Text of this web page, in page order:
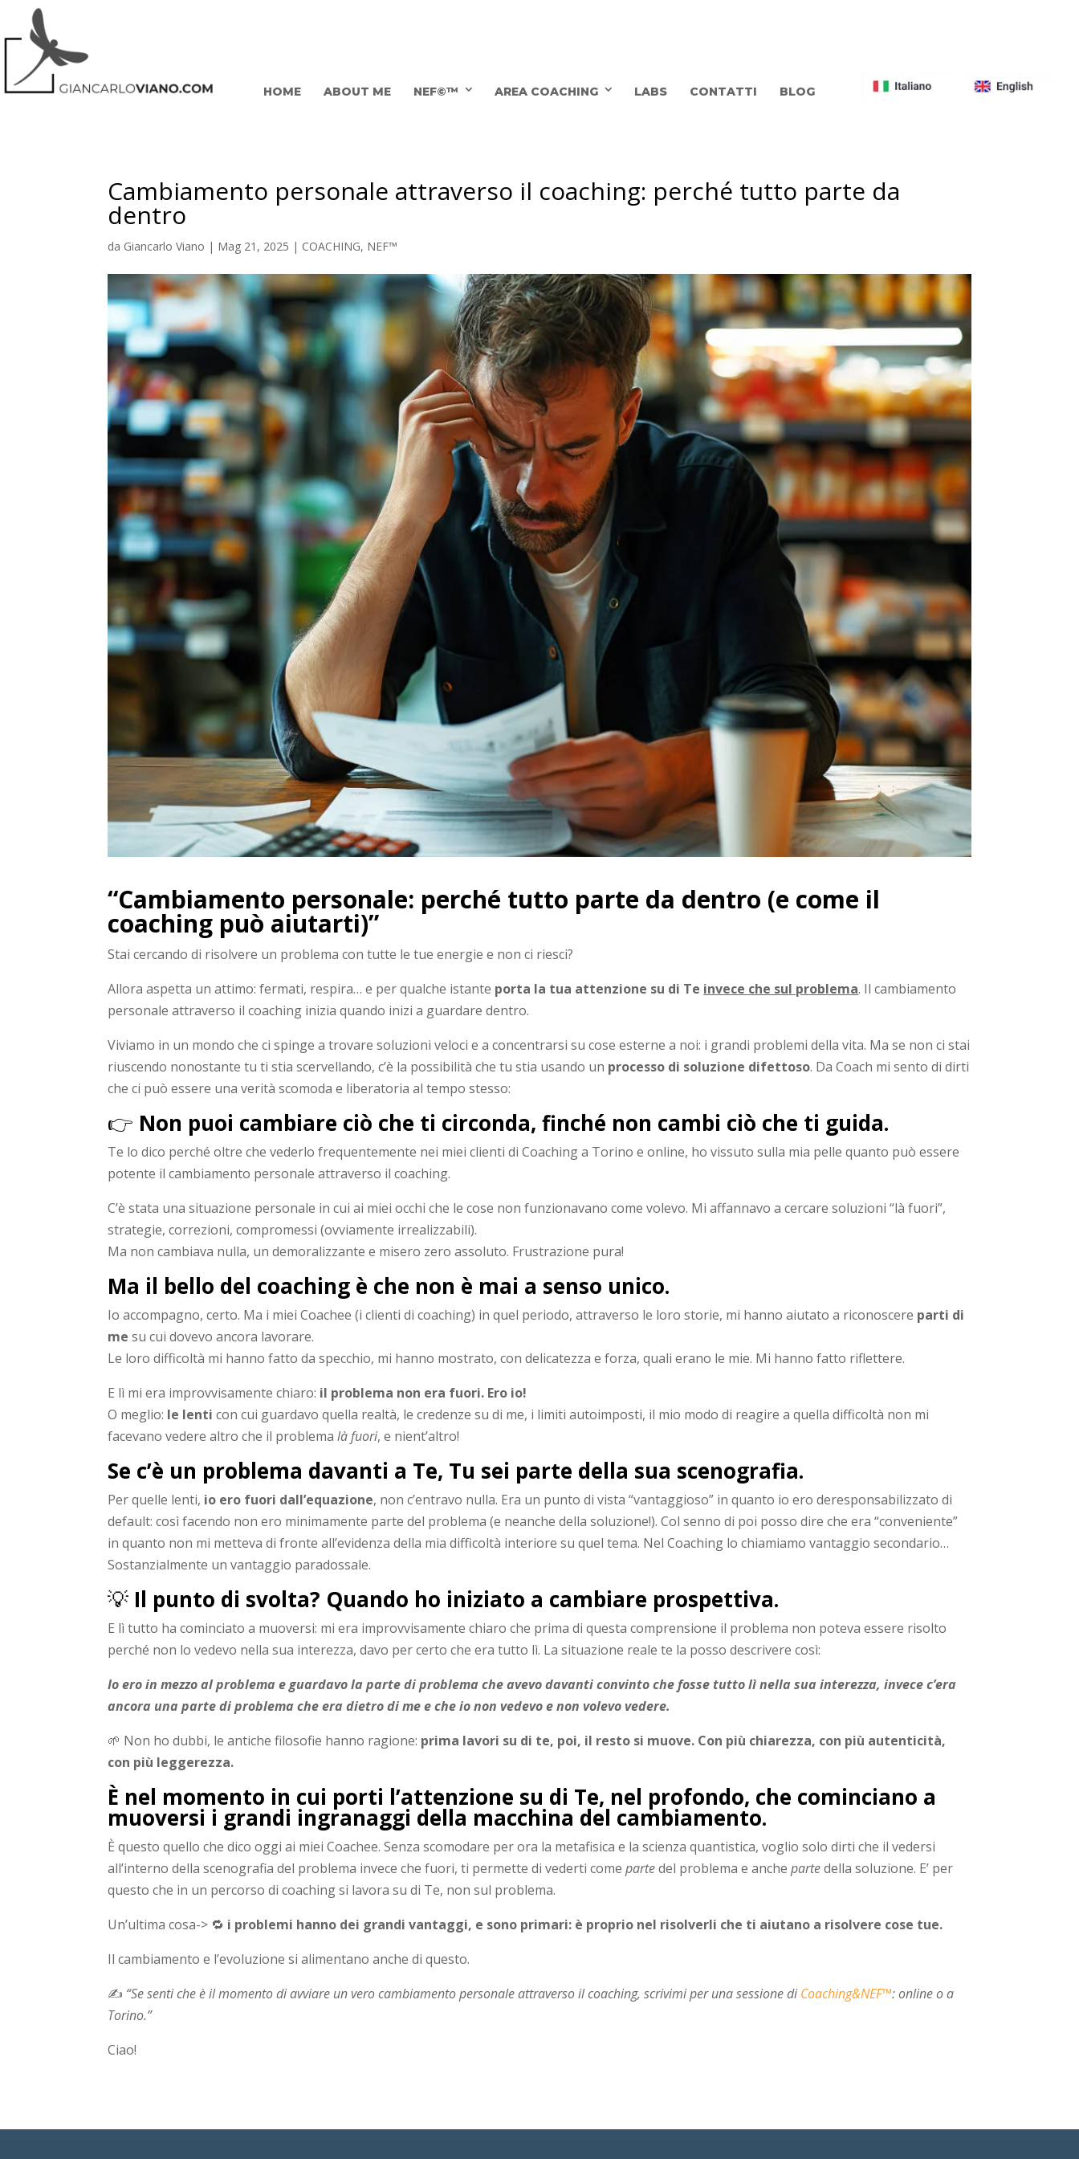
HOME ABOUT ME NEF©™ AREA COACHING LABS CONTATTI BLOG
Cambiamento personale attraverso il coaching: perché tutto parte da
dentro
da Giancarlo Viano | Mag 21, 2025 | COACHING, NEF™
“Cambiamento personale: perché tutto parte da dentro (e come il
coaching può aiutarti)”
Stai cercando di risolvere un problema con tutte le tue energie e non ci riesci?
Allora aspetta un attimo: fermati, respira… e per qualche istante porta la tua attenzione su di Te invece che sul problema. Il cambiamento
personale attraverso il coaching inizia quando inizi a guardare dentro.
Viviamo in un mondo che ci spinge a trovare soluzioni veloci e a concentrarsi su cose esterne a noi: i grandi problemi della vita. Ma se non ci stai
riuscendo nonostante tu ti stia scervellando, c’è la possibilità che tu stia usando un processo di soluzione difettoso. Da Coach mi sento di dirti
che ci può essere una verità scomoda e liberatoria al tempo stesso:
👉 Non puoi cambiare ciò che ti circonda, finché non cambi ciò che ti guida.
Te lo dico perché oltre che vederlo frequentemente nei miei clienti di Coaching a Torino e online, ho vissuto sulla mia pelle quanto può essere
potente il cambiamento personale attraverso il coaching.
C’è stata una situazione personale in cui ai miei occhi che le cose non funzionavano come volevo. Mi affannavo a cercare soluzioni “là fuori”,
strategie, correzioni, compromessi (ovviamente irrealizzabili).
Ma non cambiava nulla, un demoralizzante e misero zero assoluto. Frustrazione pura!
Ma il bello del coaching è che non è mai a senso unico.
Io accompagno, certo. Ma i miei Coachee (i clienti di coaching) in quel periodo, attraverso le loro storie, mi hanno aiutato a riconoscere parti di
me su cui dovevo ancora lavorare.
Le loro difficoltà mi hanno fatto da specchio, mi hanno mostrato, con delicatezza e forza, quali erano le mie. Mi hanno fatto riflettere.
E lì mi era improvvisamente chiaro: il problema non era fuori. Ero io!
O meglio: le lenti con cui guardavo quella realtà, le credenze su di me, i limiti autoimposti, il mio modo di reagire a quella difficoltà non mi
facevano vedere altro che il problemalà fuori, e nient’altro!
Se c’è un problema davanti a Te, Tu sei parte della sua scenografia.
Per quelle lenti, io ero fuori dall’equazione, non c’entravo nulla. Era un punto di vista “vantaggioso” in quanto io ero deresponsabilizzato di
default: così facendo non ero minimamente parte del problema (e neanche della soluzione!). Col senno di poi posso dire che era “conveniente”
in quanto non mi metteva di fronte all’evidenza della mia difficoltà interiore su quel tema. Nel Coaching lo chiamiamo vantaggio secondario…
Sostanzialmente un vantaggio paradossale.
💡 Il punto di svolta? Quando ho iniziato a cambiare prospettiva.
E lì tutto ha cominciato a muoversi: mi era improvvisamente chiaro che prima di questa comprensione il problema non poteva essere risolto
perché non lo vedevo nella sua interezza, davo per certo che era tutto lì. La situazione reale te la posso descrivere così:
Io ero in mezzo al problema e guardavo la parte di problema che avevo davanti convinto che fosse tutto lì nella sua interezza, invece c’era
ancora una parte di problema che era dietro di me e che io non vedevo e non volevo vedere.
🌱 Non ho dubbi, le antiche filosofie hanno ragione: prima lavori su di te, poi, il resto si muove. Con più chiarezza, con più autenticità,
con più leggerezza.
È nel momento in cui porti l’attenzione su di Te, nel profondo, che cominciano a
muoversi i grandi ingranaggi della macchina del cambiamento.
È questo quello che dico oggi ai miei Coachee. Senza scomodare per ora la metafisica e la scienza quantistica, voglio solo dirti che il vedersi
all’interno della scenografia del problema invece che fuori, ti permette di vederti comepartedel problema e anchepartedella soluzione. E’ per
questo che in un percorso di coaching si lavora su di Te, non sul problema.
Un’ultima cosa-> 🔁 i problemi hanno dei grandi vantaggi, e sono primari: è proprio nel risolverli che ti aiutano a risolvere cose tue.
Il cambiamento e l’evoluzione si alimentano anche di questo.
✍️ “Se senti che è il momento di avviare un vero cambiamento personale attraverso il coaching, scrivimi per una sessione di Coaching&NEF™: online o a
Torino.”
Ciao!